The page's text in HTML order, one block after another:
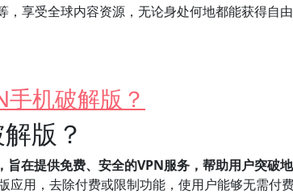
享受全球内容资源，无论身处何地都能获得自
机破解版？
版？
在提供免费、安全的VPN服务，帮助用户突破
应用，去除付费或限制功能，使用户能够无需付